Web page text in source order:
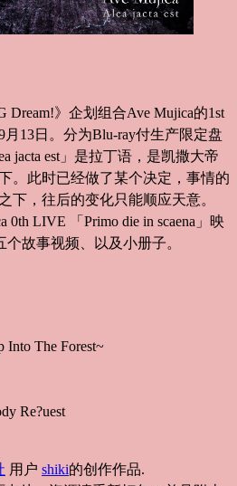
Dream!》企划组合Ave Mujica的1st
13日。分为Blu-ray付生产限定盘
jacta est」是拉丁语，是凯撒大帝
。此时已经做了某个决定，事情的
下，往后的变化只能顺应天意。
LIVE 「Primo die in scaena」映
故事视频、以及小册子。
The Forest~
Re?uest
用户 shiki的创作作品.